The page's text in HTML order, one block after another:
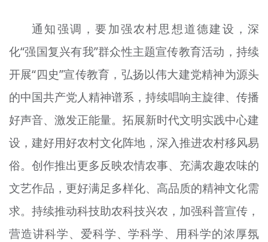
通知强调，要加强农村思想道德建设，深
化“强国复兴有我”群众性主题宣传教育活动，持续
开展“四史”宣传教育，弘扬以伟大建党精神为源头
的中国共产党人精神谱系，持续唱响主旋律、传播
好声音、激发正能量。拓展新时代文明实践中心建
设，建好用好农村文化阵地，深入推进农村移风易
俗。创作推出更多反映农情农事、充满农趣农味的
文艺作品，更好满足多样化、高品质的精神文化需
求。持续推动科技助农科技兴农，加强科普宣传，
营造讲科学、爱科学、学科学、用科学的浓厚氛